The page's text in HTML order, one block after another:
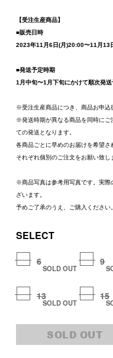
【受注生産商品】
■販売日時
2023年11月6日(月)20:00〜11月13
■発送予定時期
1月中旬〜1月下旬にかけて順次発送
※受注生産商品につき、商品お申込
※発送時期が異なる商品を同時にご
ての発送となります。
各商品ごとに早めのお届けを希望さ
それぞれ個別のご注文をお願い致し
※商品写真は参考用写真です。実際
ざいます。
予めご了承のうえ、ご購入ください。
SELECT
6
SOLD OUT
9
13
SOLD OUT
15
SOLD OUT